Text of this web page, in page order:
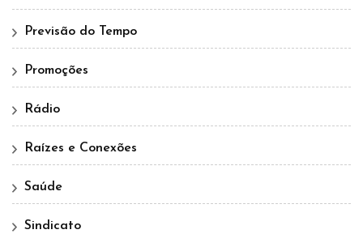
Previsão do Tempo
Promoções
Rádio
Raízes e Conexões
Saúde
Sindicato